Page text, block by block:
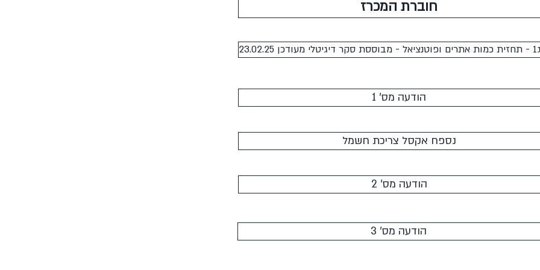
חוברת המכרז
הודעה מס' 1
נספח אקסל צריכת חשמל
הודעה מס' 2
הודעה מס' 3